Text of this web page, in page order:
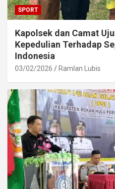
SPORT
Kapolsek dan Camat
Kepedulian Terhadap
Indonesia
03/02/2026 Ramlan Lubis